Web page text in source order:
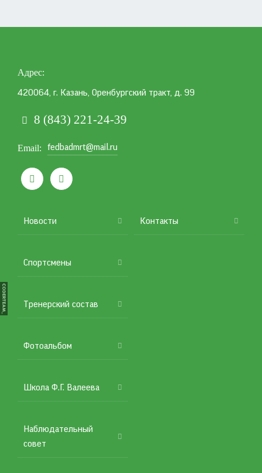
Адрес
420064, г. Казань, Оренбургский тракт, д. 99
8 (843) 221-24-39
Email fedbadmrt@mail.ru
 
Подвал
Новости
Спортсмены
Тренерский состав
Фотоальбом
Школа Ф.Г. Валеева
Наблюдательный
совет
Контакты